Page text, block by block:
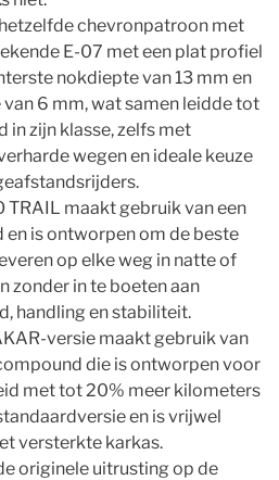
chevronpatroon met
E-07 met een plat profiel
nokdiepte van 13 mm en
6 mm, wat samen leidde tot
in zijn klasse, zelfs met
wegen en ideale keuze
TRAIL maakt gebruik van een
en is ontworpen om de beste
op elke weg in natte of
zonder in te boeten aan
handling en stabiliteit.
versie maakt gebruik van
die is ontworpen voor
met tot 20% meer kilometers
en is vrijwel
versterkte karkas.
originele uitrusting op de